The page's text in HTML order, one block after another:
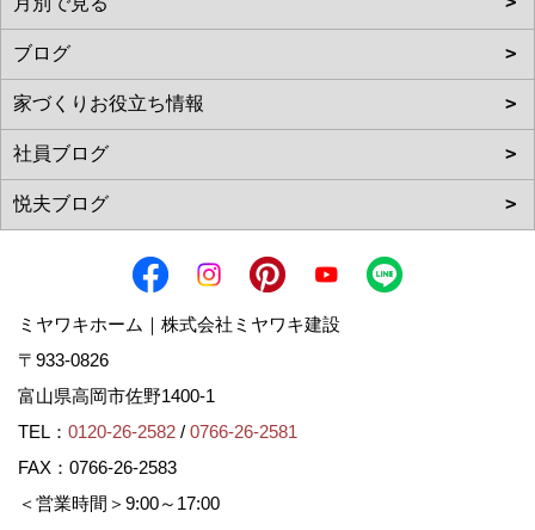
ミヤワキホーム｜株式会社ミヤワキ建設
〒933-0826
富山県高岡市佐野1400-1
TEL： 0120-26-2582 / 0766-26-2581
FAX：0766-26-2583
＜営業時間＞9:00～17:00